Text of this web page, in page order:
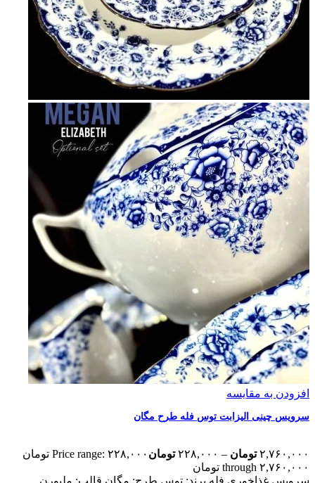
افزودن به مقایسه
سرویس چینی الیزابت توس فله طرح مگان
۲,۷۶۰,۰۰۰ تومان – ۲۲۸,۰۰۰ تومان
Price range: ۲۲۸,۰۰۰ تومان
through ۲,۷۶۰,۰۰۰ تومان
سرویس غذاخوری فله برند: توس طرح: مگان قالب: ملبورن